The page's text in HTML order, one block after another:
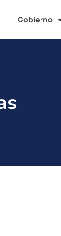
Gobierno